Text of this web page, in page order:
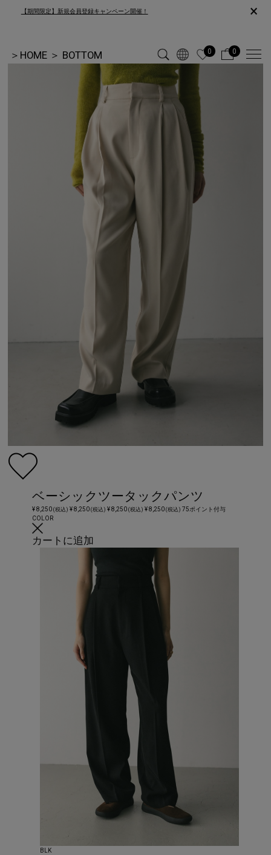
【期間限定】新規会員登録キャンペーン開催！ ×
＞ HOME ＞ BOTTOM 0 0
ベーシックツータックパンツ
¥ 8,250(税込) ¥ 8,250(税込) ¥ 8,250(税込) ¥ 8,250(税込) 75ポイント付与
COLOR
カートに追加
BLK